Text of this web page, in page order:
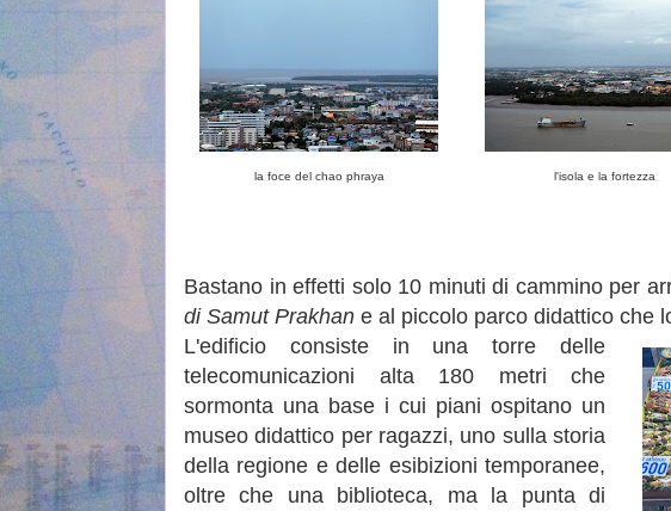
la foce del chao phraya l'isola e la fortezza
Bastano in effetti solo 10 minuti di cammino per
di Samut Prakhan e al piccolo parco didattico che
L'edificio consiste in una torre delle
telecomunicazioni alta 180 metri che
sormonta una base i cui piani ospitano un
museo didattico per ragazzi, uno sulla storia
della regione e delle esibizioni temporanee,
oltre che una biblioteca, ma la punta di